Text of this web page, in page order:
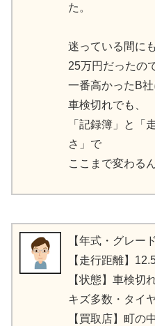
た。
迷っている間に
25万円だったの
一番高かったB社
車検切れでも、
「記録簿」と「
さ」で
ここまで変わる
【年式・グレー
【走行距離】
【状態】車検切
キズ多数・タイ
【買取店】町の